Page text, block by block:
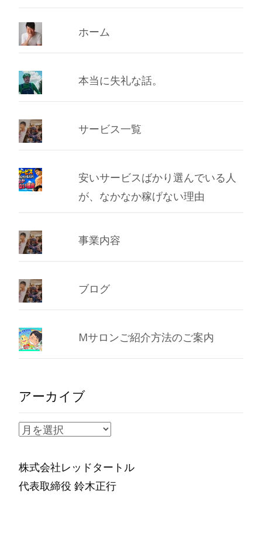
ホーム
本当に失礼な話。
サービス一覧
安いサービスばかり選んでいる人
が、なかなか稼げない理由
事業内容
ブログ
Mサロンご紹介方法のご案内
アーカイブ
ア
カ
イ
株式会社レッドタートル
代表取締役 鈴木正行